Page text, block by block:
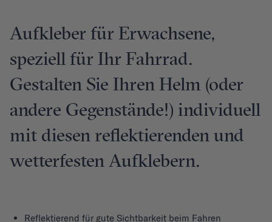
Aufkleber für Erwachsene,
speziell für Ihr Fahrrad.
Gestalten Sie Ihren Helm (oder
andere Gegenstände!) individuell
mit diesen reflektierenden und
wetterfesten Aufklebern.
Reflektierend für gute Sichtbarkeit beim Fahren